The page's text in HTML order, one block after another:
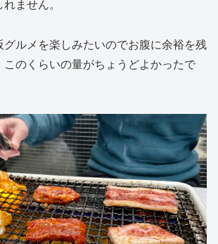
ません。
グルメを楽しみたいのでお腹に余裕を残
このくらいの量がちょうどよかったで